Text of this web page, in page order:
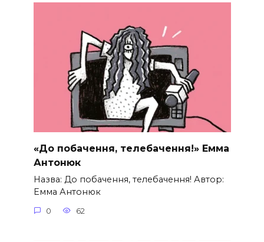
«До побачення, телебачення!» Емма
Антонюк
Назва: До побачення, телебачення! Автор:
Емма Антонюк
0 62